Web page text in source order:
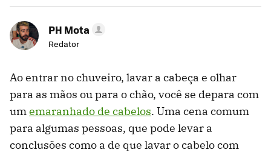
PH Mota
Redator
Ao entrar no chuveiro, lavar a cabeça e olhar
para as mãos ou para o chão, você se depara com
umemaranhado de cabelos. Uma cena comum
para algumas pessoas, que pode levar a
conclusões como a de que lavar o cabelo com